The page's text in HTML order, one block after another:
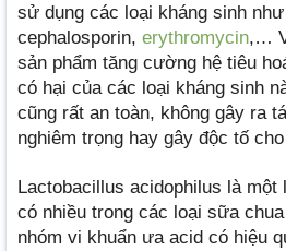
sử dụng các loại kháng sinh như
cephalosporin, erythromycin,…
sản phẩm tăng cường hệ tiêu
có hại của các loại kháng sinh
cũng rất an toàn, không gây ra
nghiêm trọng hay gây độc tố
Lactobacillus acidophilus là
có nhiều trong các loại sữa
nhóm vi khuẩn ưa acid có hiệu